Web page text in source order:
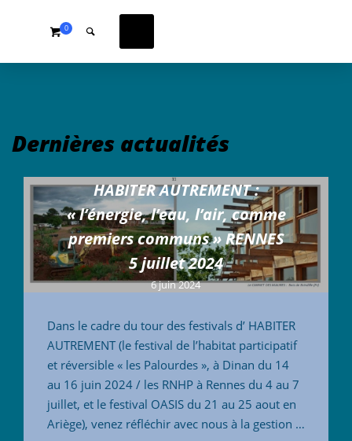
0
Dernières actualités
HABITER AUTREMENT :
« l’énergie, l’eau, l’air, comme
premiers communs » RENNES
5 juillet 2024
6 juin 2024
Dans le cadre du tour des festivals d’ HABITER
AUTREMENT (le festival de l’habitat participatif
et réversible « les Palourdes », à Dinan du 14
au 16 juin 2024 / les RNHP à Rennes du 4 au 7
juillet, et le festival OASIS du 21 au 25 aout en
Ariège), venez réfléchir avec nous à la gestion …